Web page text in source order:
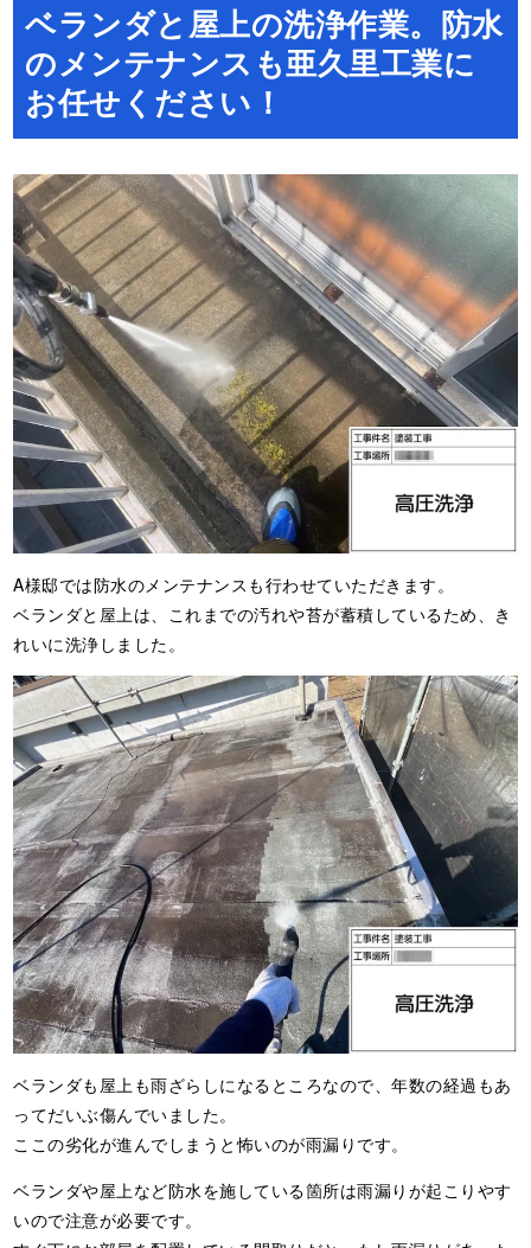
ベランダと屋上の洗浄作業。防水
のメンテナンスも亜久里工業に
お任せください！
A様邸では防水のメンテナンスも行わせていただきます。
ベランダと屋上は、これまでの汚れや苔が蓄積しているため、き
れいに洗浄しました。
ベランダも屋上も雨ざらしになるところなので、年数の経過もあ
ってだいぶ傷んでいました。
ここの劣化が進んでしまうと怖いのが雨漏りです。
ベランダや屋上など防水を施している箇所は雨漏りが起こりやす
いので注意が必要です。